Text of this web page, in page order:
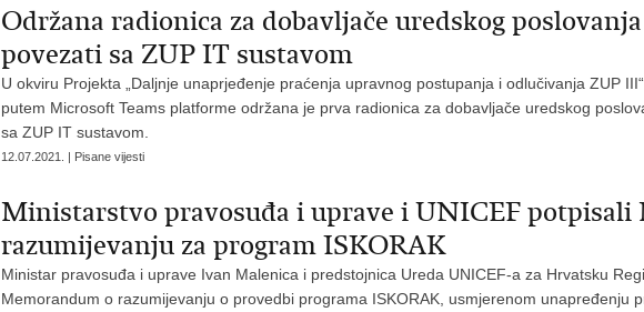
Održana radionica za dobavljače uredskog
povezati sa ZUP IT sustavom
U okviru Projekta „Daljnje unaprjeđenje praćenja upravnog postupanja i odlučivanja ZUP
putem Microsoft Teams platforme održana je prva radionica za dobavljače uredskog
sa ZUP IT sustavom.
12.07.2021. | Pisane vijesti
Ministarstvo pravosuđa i uprave i UNICEF potpisali
razumijevanju za program ISKORAK
Ministar pravosuđa i uprave Ivan Malenica i predstojnica Ureda UNICEF-a za Hrvatsku
Memorandum o razumijevanju o provedbi programa ISKORAK, usmjerenom unapređenju